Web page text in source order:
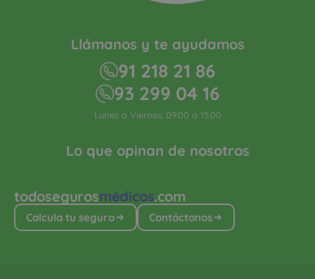
todosegurosmédicos.com
Calcula tu seguro Contáctanos
Lo que opinan de nosotros
Llámanos y te ayudamos
91 218 21 86
93 299 04 16
Lunes a Viernes: 09:00 a 15:00